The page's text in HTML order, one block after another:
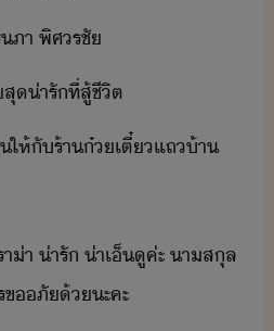
ภา​ ​พิศ​รชั
​่ารั​ที่​สู้​ชีิต
ให้​ั​ร้า​๋เตี๋​แถ​้า
่า​ ​่ารั​ ​่าเ็ู​ค่ะ​ ​าสุล​
ภั​้​ะคะ